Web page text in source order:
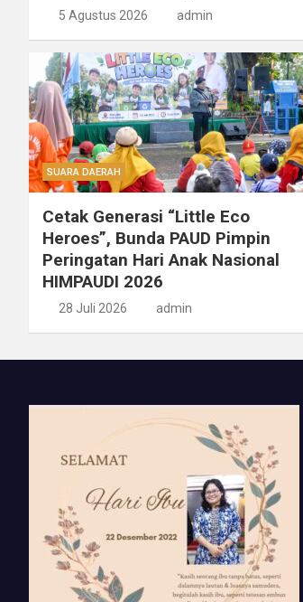
5 Agustus 2026 admin
SUARA DAERAH
Cetak Generasi “Little Eco
Heroes”, Bunda PAUD Pimpin
Peringatan Hari Anak Nasional
HIMPAUDI 2026
28 Juli 2026 admin